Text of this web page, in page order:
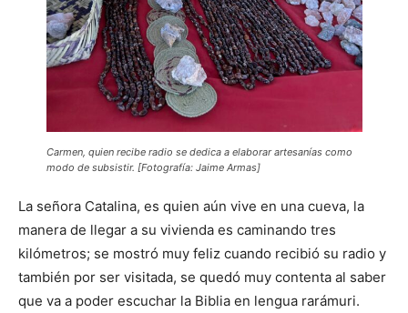
Carmen, quien recibe radio se dedica a elaborar artesanías como
modo de subsistir. [Fotografía: Jaime Armas]
La señora Catalina, es quien aún vive en una cueva, la
manera de llegar a su vivienda es caminando tres
kilómetros; se mostró muy feliz cuando recibió su radio y
también por ser visitada, se quedó muy contenta al saber
que va a poder escuchar la Biblia en lengua rarámuri.